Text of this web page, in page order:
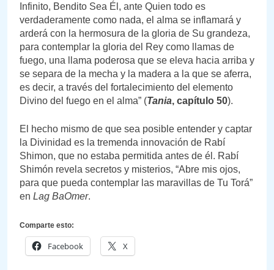
Infinito, Bendito Sea Él, ante Quien todo es
verdaderamente como nada, el alma se inflamará y
arderá con la hermosura de la gloria de Su grandeza,
para contemplar la gloria del Rey como llamas de
fuego, una llama poderosa que se eleva hacia arriba y
se separa de la mecha y la madera a la que se aferra,
es decir, a través del fortalecimiento del elemento
Divino del fuego en el alma” (Tania, capítulo 50).
El hecho mismo de que sea posible entender y captar
la Divinidad es la tremenda innovación de Rabí
Shimon, que no estaba permitida antes de él. Rabí
Shimón revela secretos y misterios, “Abre mis ojos,
para que pueda contemplar las maravillas de Tu Torá”
en Lag BaOmer.
Comparte esto:
Facebook X